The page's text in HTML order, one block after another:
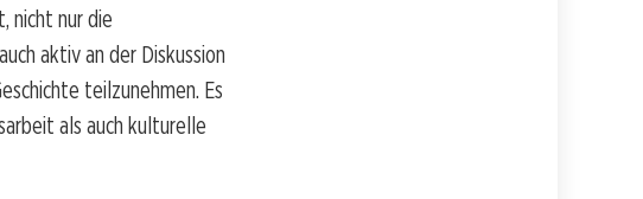
nicht nur die
aktiv an der Diskussion
teilzunehmen. Es
als auch kulturelle